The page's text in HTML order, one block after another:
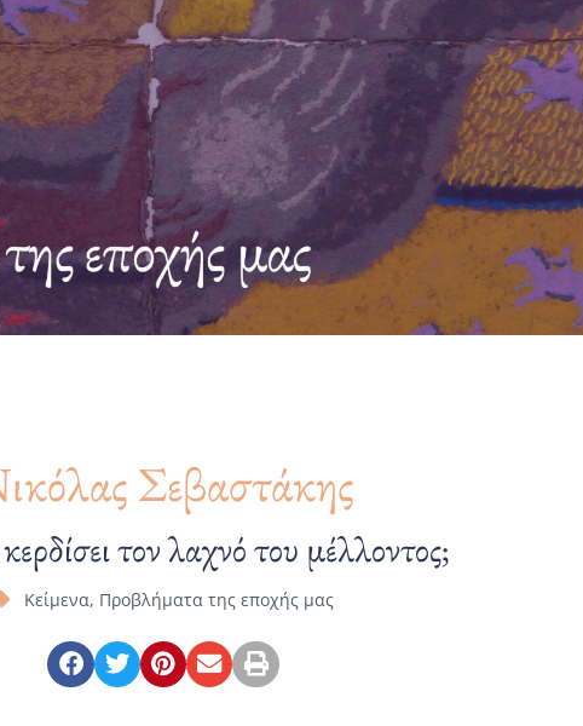
Σεβαστάκης
τον λαχνό του μέλλοντος;
Κείμενα, Προβλήματα της εποχής μας